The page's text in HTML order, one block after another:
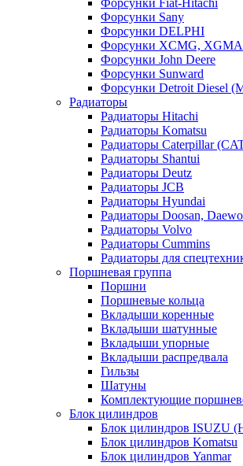
Форсунки Sany
Форсунки DELPHI
Форсунки XCMG, XGMA
Форсунки John Deere
Форсунки Sunward
Форсунки Detroit Diesel
Радиаторы
Радиаторы Hitachi
Радиаторы Komatsu
Радиаторы Caterpillar
Радиаторы Shantui
Радиаторы Deutz
Радиаторы JCB
Радиаторы Hyundai
Радиаторы Doosan,
Радиаторы Volvo
Радиаторы Cummins
Радиаторы для
Поршневая группа
Поршни
Поршневые кольца
Вкладыши коренные
Вкладыши шатунные
Вкладыши упорные
Вкладыши распредвала
Гильзы
Шатуны
Комплектующие
Блок цилиндров
Блок цилиндров ISUZU
Блок цилиндров Komatsu
Блок цилиндров Yanmar